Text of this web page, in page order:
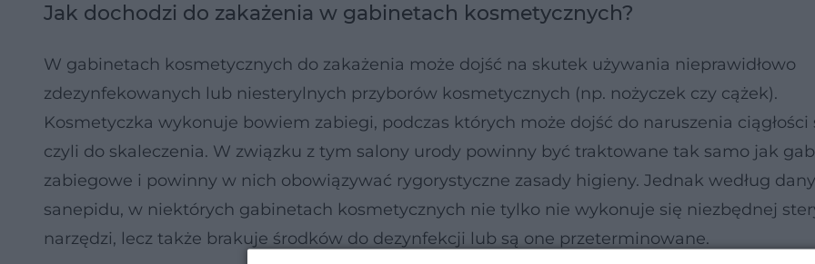
Jak dochodzi do zakażenia w gabinetach kosmetycznych?
W gabinetach kosmetycznych do zakażenia może dojść na skutek używania nieprawidłowo
zdezynfekowanych lub niesterylnych przyborów kosmetycznych (np. nożyczek czy cążek).
Kosmetyczka wykonuje bowiem zabiegi, podczas których może dojść do naruszenia ciągłości
czyli do skaleczenia. W związku z tym salony urody powinny być traktowane tak samo jak
zabiegowe i powinny w nich obowiązywać rygorystyczne zasady higieny. Jednak według
sanepidu, w niektórych gabinetach kosmetycznych nie tylko nie wykonuje się niezbędnej
narzędzi, lecz także brakuje środków do dezynfekcji lub są one przeterminowane.